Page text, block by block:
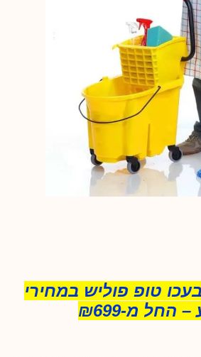
טופ פוליש במחירי
החל מ-₪699